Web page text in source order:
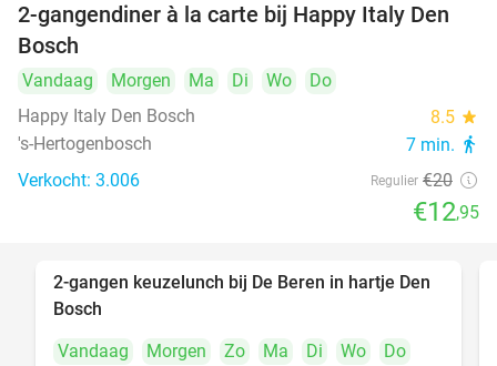
35%
2-gangendiner à la carte bij Happy Italy Den
Bosch
Vandaag Morgen Ma Di Wo
Do
Happy Italy Den Bosch
8.5 star
's-Hertogenbosch 7 min. directions_walk
Verkocht: 3.006 Regulier €20
€12,95
43%
2-gangen keuzelunch bij De Beren in hartje Den
Bosch
Vandaag
Morgen Zo Ma Di Wo
Do